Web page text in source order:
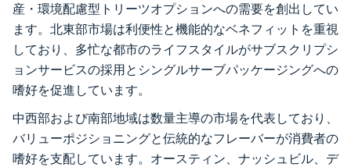
産・環境配慮型トリーツオプションへの需要を創出してい
ます。北東部市場は利便性と機能的なベネフィットを重視
しており、多忙な都市のライフスタイルがサブスクリプシ
ョンサービスの採用とシングルサーブパッケージングへの
嗜好を促進しています。
中西部および南部地域は数量主導の市場を代表しており、
バリューポジショニングと伝統的なフレーバーが消費者の
嗜好を支配しています。オースティン、ナッシュビル、デ